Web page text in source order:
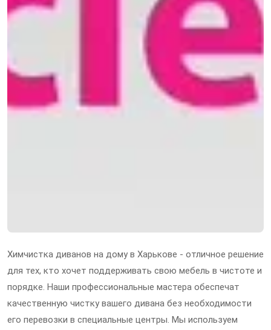
Химчистка диванов на дому в Харькове - отличное решение
для тех, кто хочет поддерживать свою мебель в чистоте и
порядке. Наши профессиональные мастера обеспечат
качественную чистку вашего дивана без необходимости
его перевозки в специальные центры. Мы используем